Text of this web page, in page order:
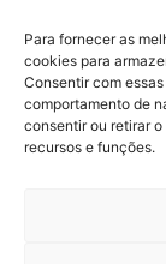
Para fornecer as
cookies para
Consentir com
comportamento de
consentir ou retirar
recursos e funções.
Criamos a
gastronómico!